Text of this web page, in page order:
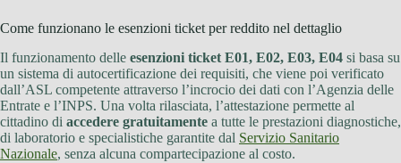
Come funzionano le esenzioni ticket per reddito nel dettaglio
Il funzionamento delle esenzioni ticket E01, E02, E03, E04 si basa su
un sistema di autocertificazione dei requisiti, che viene poi verificato
dall’ASL competente attraverso l’incrocio dei dati con l’Agenzia delle
Entrate e l’INPS. Una volta rilasciata, l’attestazione permette al
cittadino di accedere gratuitamente a tutte le prestazioni diagnostiche,
di laboratorio e specialistiche garantite dal Servizio Sanitario
Nazionale, senza alcuna compartecipazione al costo.